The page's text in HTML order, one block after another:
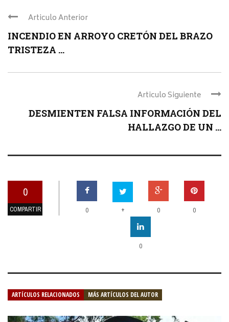
Articulo Anterior
INCENDIO EN ARROYO CRETÓN DEL BRAZO
TRISTEZA ...
Articulo Siguiente
DESMIENTEN FALSA INFORMACIÓN DEL
HALLAZGO DE UN ...
0
COMPARTIR 0 + 0 0
0
ARTÍCULOS RELACIONADOS MÁS ARTÍCULOS DEL AUTOR